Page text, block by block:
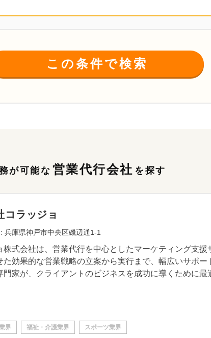
この条件で検索
が可能な 営業代行会社 を探す
コラッジョ
兵庫県神戸市中央区磯辺通1-1
株式会社は、営業代行を中心としたマーケティング支
た効果的な営業戦略の立案から実行まで、幅広いサポ
門家が、クライアントのビジネスを成功に導くために
界 福祉・介護業界 スポーツ業界